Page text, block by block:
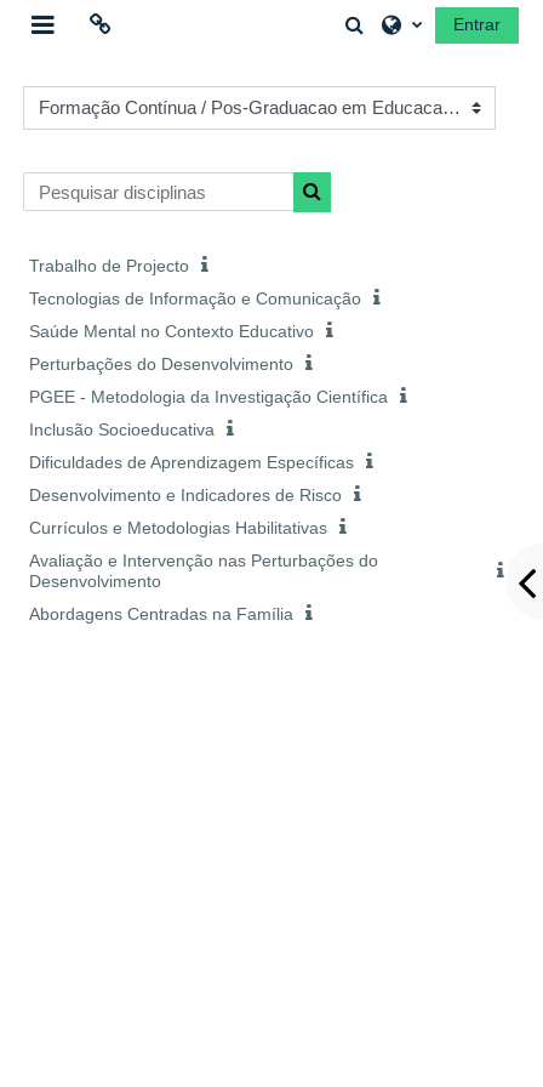
Alternar a entrada
Entrar
Categorias de disciplinas
Pesquisar disciplinas
Trabalho de Projecto
Tecnologias de Informação e Comunicação
Saúde Mental no Contexto Educativo
Perturbações do Desenvolvimento
PGEE - Metodologia da Investigação Científica
Inclusão Socioeducativa
Dificuldades de Aprendizagem Específicas
Desenvolvimento e Indicadores de Risco
Currículos e Metodologias Habilitativas
Avaliação e Intervenção nas Perturbações do
Desenvolvimento
Abordagens Centradas na Família